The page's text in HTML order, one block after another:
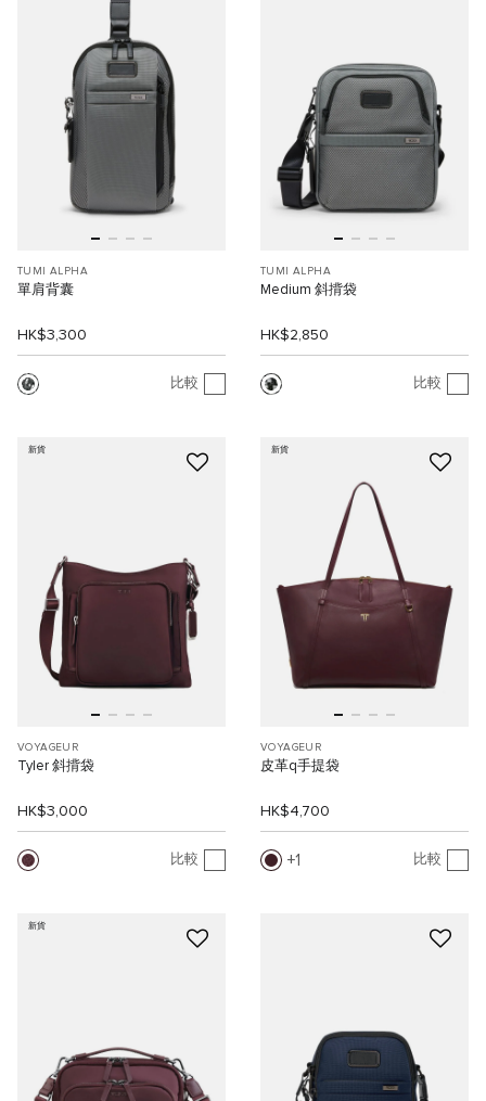
TUMI ALPHA
單肩背囊
HK$3,300
比較
TUMI ALPHA
Medium 斜揹袋
HK$2,850
比較
新貨
VOYAGEUR
Tyler 斜揹袋
HK$3,000
比較
新貨
VOYAGEUR
皮革q手提袋
HK$4,700
1 比較
新貨